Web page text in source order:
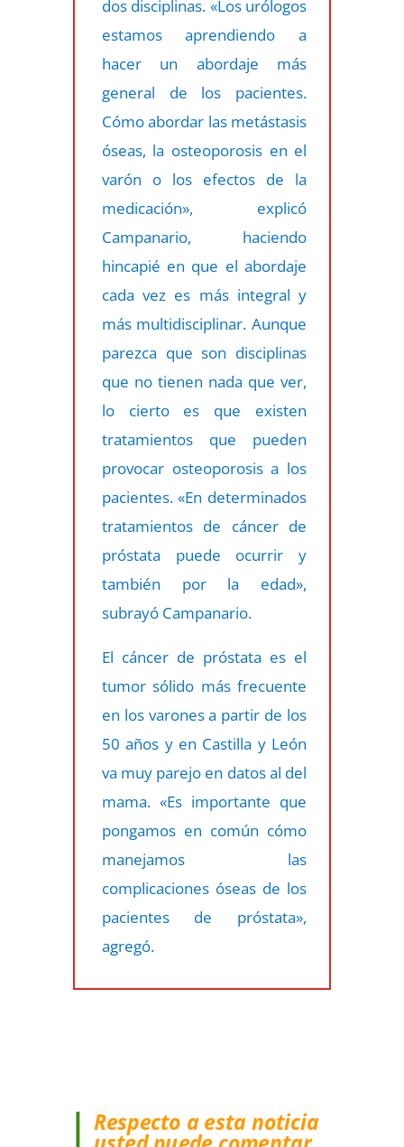
dos disciplinas. «Los urólogos
estamos aprendiendo a
hacer un abordaje más
general de los pacientes.
Cómo abordar las metástasis
óseas, la osteoporosis en el
varón o los efectos de la
medicación», explicó
Campanario, haciendo
hincapié en que el abordaje
cada vez es más integral y
más multidisciplinar. Aunque
parezca que son disciplinas
que no tienen nada que ver,
lo cierto es que existen
tratamientos que pueden
provocar osteoporosis a los
pacientes. «En determinados
tratamientos de cáncer de
próstata puede ocurrir y
también por la edad»,
subrayó Campanario.
El cáncer de próstata es el
tumor sólido más frecuente
en los varones a partir de los
50 años y en Castilla y León
va muy parejo en datos al del
mama. «Es importante que
pongamos en común cómo
manejamos las
complicaciones óseas de los
pacientes de próstata»,
agregó.
Respecto a esta noticia